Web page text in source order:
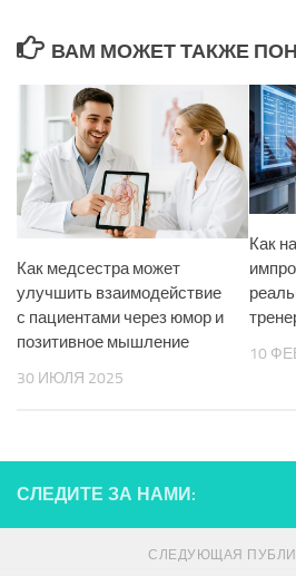
ВАМ МОЖЕТ ТАКЖЕ
Как медсестра может
улучшить взаимодействие
с пациентами через юмор и
позитивное мышление
30 ИЮЛЯ 2025
Как
10
СЛЕДИТЕ ЗА НАМИ:
СЛЕДУЮЩАЯ